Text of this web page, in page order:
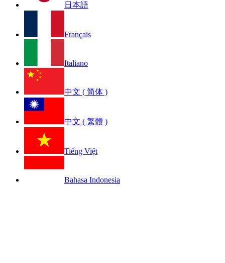
日本語
Français
Italiano
中文 ( 简体 )
中文 ( 繁體 )
Tiếng Việt
Bahasa Indonesia